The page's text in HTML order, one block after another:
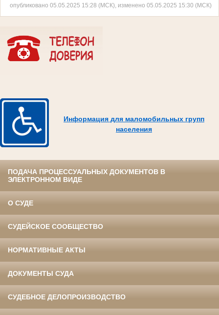
опубликовано 05.05.2025 15:28 (МСК), изменено 05.05.2025 15:30 (МСК)
Информация для маломобильных групп
населения
ПОДАЧА ПРОЦЕССУАЛЬНЫХ ДОКУМЕНТОВ В
ЭЛЕКТРОННОМ ВИДЕ
О СУДЕ
СУДЕЙСКОЕ СООБЩЕСТВО
НОРМАТИВНЫЕ АКТЫ
ДОКУМЕНТЫ СУДА
СУДЕБНОЕ ДЕЛОПРОИЗВОДСТВО